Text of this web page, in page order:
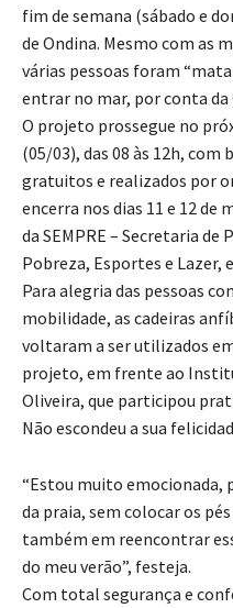
fim de semana (sábado e
de Ondina. Mesmo com as
várias pessoas foram
entrar no mar, por conta da
O projeto prossegue no
(05/03), das 08 às 12h, com
gratuitos e realizados por
encerra nos dias 11 e 12
da SEMPRE – Secretaria
Pobreza, Esportes e Lazer,
Para alegria das pessoas
mobilidade, as cadeiras
voltaram a ser utilizados
projeto, em frente ao
Oliveira, que participou
Não escondeu a sua
“Estou muito emocionada,
da praia, sem colocar os
também em reencontrar
do meu verão”, festeja.
Com total segurança e